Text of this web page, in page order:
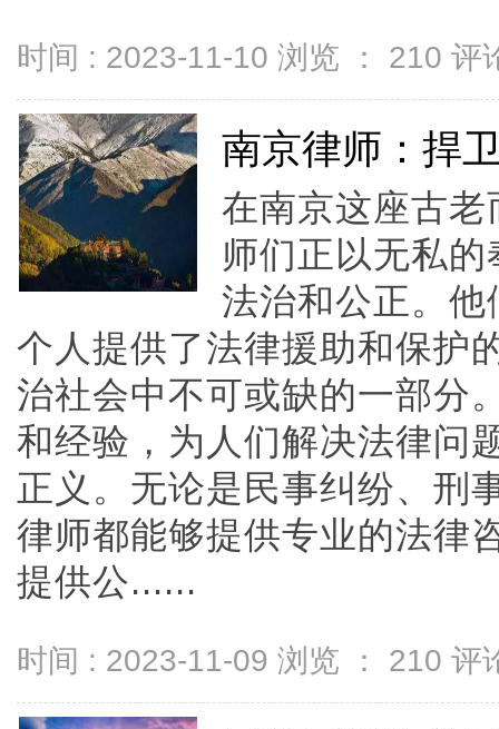
时间 : 2023-11-10 浏览 ： 210 评
南京律师：捍
在南京这座古
师们正以无私
法治和公正。
个人提供了法律援助和保护
治社会中不可或缺的一部分
和经验，为人们解决法律问
正义。无论是民事纠纷、刑
律师都能够提供专业的法律
提供公......
时间 : 2023-11-09 浏览 ： 210 评